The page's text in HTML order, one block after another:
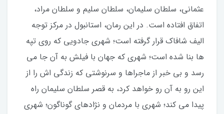
عثمانی، سلطان سليمان، سلطان سليم و سلطان مراد،
اتفاق افتاده است. در این رمان، استانبول در مرکز توجه
اليف شافاک قرار گرفته است؛ شهری جادویی که روی تپه
ها بنا شده است؛ شهری که جهان با فیلش به آن جا می
رسد و بی خبر از ماجراها و سرنوشتی که زندگی اش را از
این رو به آن رو خواهد کرد، به قصر سلطان سلیمان راه
پیدا می کند؛ شهری با مردمان و نژادهای گوناگون؛ شهری